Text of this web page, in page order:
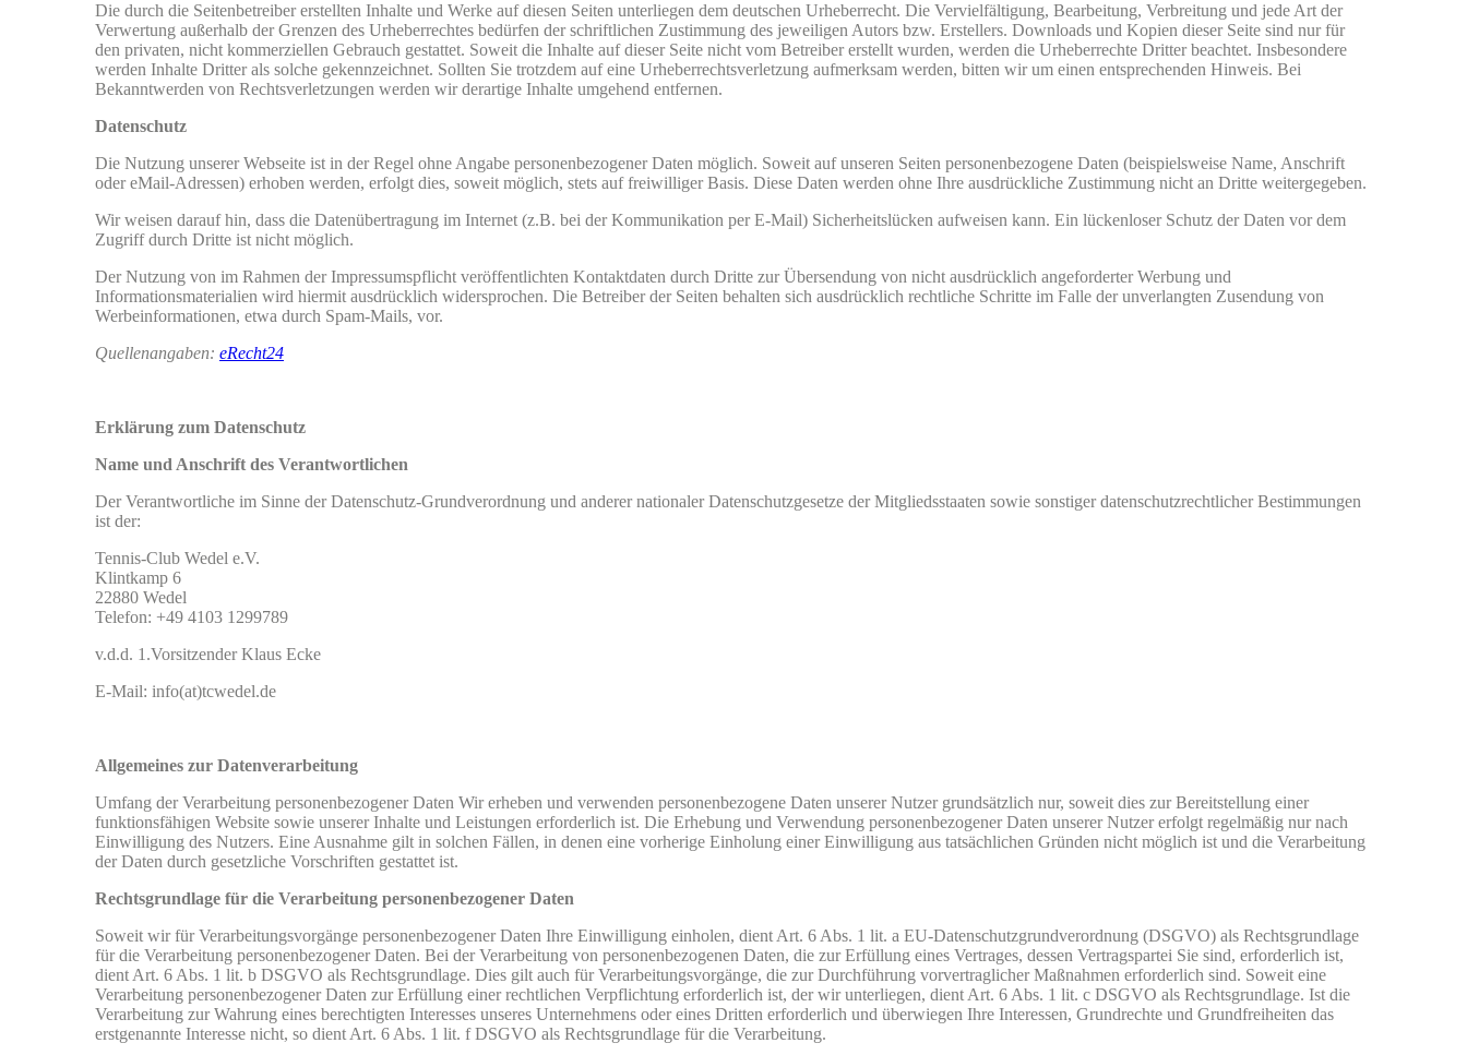
Die durch die Seitenbetreiber erstellten Inhalte und Werke auf diesen Seiten unterliegen dem deutschen Urheberrecht. Die Vervielfältigung, Bearbeitung, Verbreitung und jede Art der
Verwertung außerhalb der Grenzen des Urheberrechtes bedürfen der schriftlichen Zustimmung des jeweiligen Autors bzw. Erstellers. Downloads und Kopien dieser Seite sind nur für
den privaten, nicht kommerziellen Gebrauch gestattet. Soweit die Inhalte auf dieser Seite nicht vom Betreiber erstellt wurden, werden die Urheberrechte Dritter beachtet. Insbesondere
werden Inhalte Dritter als solche gekennzeichnet. Sollten Sie trotzdem auf eine Urheberrechtsverletzung aufmerksam werden, bitten wir um einen entsprechenden Hinweis. Bei
Bekanntwerden von Rechtsverletzungen werden wir derartige Inhalte umgehend entfernen.
Datenschutz
Die Nutzung unserer Webseite ist in der Regel ohne Angabe personenbezogener Daten möglich. Soweit auf unseren Seiten personenbezogene Daten (beispielsweise Name, Anschrift
oder eMail-Adressen) erhoben werden, erfolgt dies, soweit möglich, stets auf freiwilliger Basis. Diese Daten werden ohne Ihre ausdrückliche Zustimmung nicht an Dritte weitergegeben.
Wir weisen darauf hin, dass die Datenübertragung im Internet (z.B. bei der Kommunikation per E-Mail) Sicherheitslücken aufweisen kann. Ein lückenloser Schutz der Daten vor dem
Zugriff durch Dritte ist nicht möglich.
Der Nutzung von im Rahmen der Impressumspflicht veröffentlichten Kontaktdaten durch Dritte zur Übersendung von nicht ausdrücklich angeforderter Werbung und
Informationsmaterialien wird hiermit ausdrücklich widersprochen. Die Betreiber der Seiten behalten sich ausdrücklich rechtliche Schritte im Falle der unverlangten Zusendung von
Werbeinformationen, etwa durch Spam-Mails, vor.
Quellenangaben: eRecht24
Erklärung zum Datenschutz
Name und Anschrift des Verantwortlichen
Der Verantwortliche im Sinne der Datenschutz-Grundverordnung und anderer nationaler Datenschutzgesetze der Mitgliedsstaaten sowie sonstiger datenschutzrechtlicher Bestimmungen
ist der:
Tennis-Club Wedel e.V.
Klintkamp 6
22880 Wedel
Telefon: +49 4103 1299789
v.d.d. 1.Vorsitzender Klaus Ecke
E-Mail: info(at)tcwedel.de
Allgemeines zur Datenverarbeitung
Umfang der Verarbeitung personenbezogener Daten Wir erheben und verwenden personenbezogene Daten unserer Nutzer grundsätzlich nur, soweit dies zur Bereitstellung einer
funktionsfähigen Website sowie unserer Inhalte und Leistungen erforderlich ist. Die Erhebung und Verwendung personenbezogener Daten unserer Nutzer erfolgt regelmäßig nur nach
Einwilligung des Nutzers. Eine Ausnahme gilt in solchen Fällen, in denen eine vorherige Einholung einer Einwilligung aus tatsächlichen Gründen nicht möglich ist und die Verarbeitung
der Daten durch gesetzliche Vorschriften gestattet ist.
Rechtsgrundlage für die Verarbeitung personenbezogener Daten
Soweit wir für Verarbeitungsvorgänge personenbezogener Daten Ihre Einwilligung einholen, dient Art. 6 Abs. 1 lit. a EU-Datenschutzgrundverordnung (DSGVO) als Rechtsgrundlage
für die Verarbeitung personenbezogener Daten. Bei der Verarbeitung von personenbezogenen Daten, die zur Erfüllung eines Vertrages, dessen Vertragspartei Sie sind, erforderlich ist,
dient Art. 6 Abs. 1 lit. b DSGVO als Rechtsgrundlage. Dies gilt auch für Verarbeitungsvorgänge, die zur Durchführung vorvertraglicher Maßnahmen erforderlich sind. Soweit eine
Verarbeitung personenbezogener Daten zur Erfüllung einer rechtlichen Verpflichtung erforderlich ist, der wir unterliegen, dient Art. 6 Abs. 1 lit. c DSGVO als Rechtsgrundlage. Ist die
Verarbeitung zur Wahrung eines berechtigten Interesses unseres Unternehmens oder eines Dritten erforderlich und überwiegen Ihre Interessen, Grundrechte und Grundfreiheiten das
erstgenannte Interesse nicht, so dient Art. 6 Abs. 1 lit. f DSGVO als Rechtsgrundlage für die Verarbeitung.